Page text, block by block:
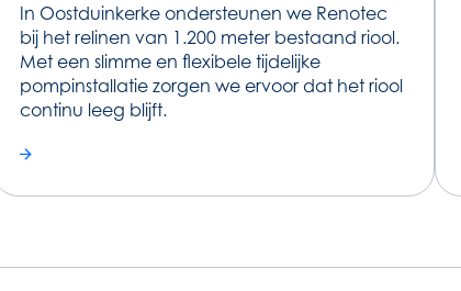
In Oostduinkerke ondersteunen we Renotec
bij het relinen van 1.200 meter bestaand riool.
Met een slimme en flexibele tijdelijke
pompinstallatie zorgen we ervoor dat het riool
continu leeg blijft.